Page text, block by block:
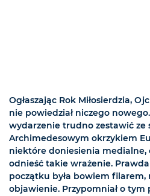
Ogłaszając Rok Miłosierdzia,
nie powiedział niczego
wydarzenie trudno zestawić ze
Archimedesowym okrzykiem
niektóre doniesienia medialne,
odnieść takie wrażenie.
początku była bowiem filarem,
objawienie. Przypomniał o tym